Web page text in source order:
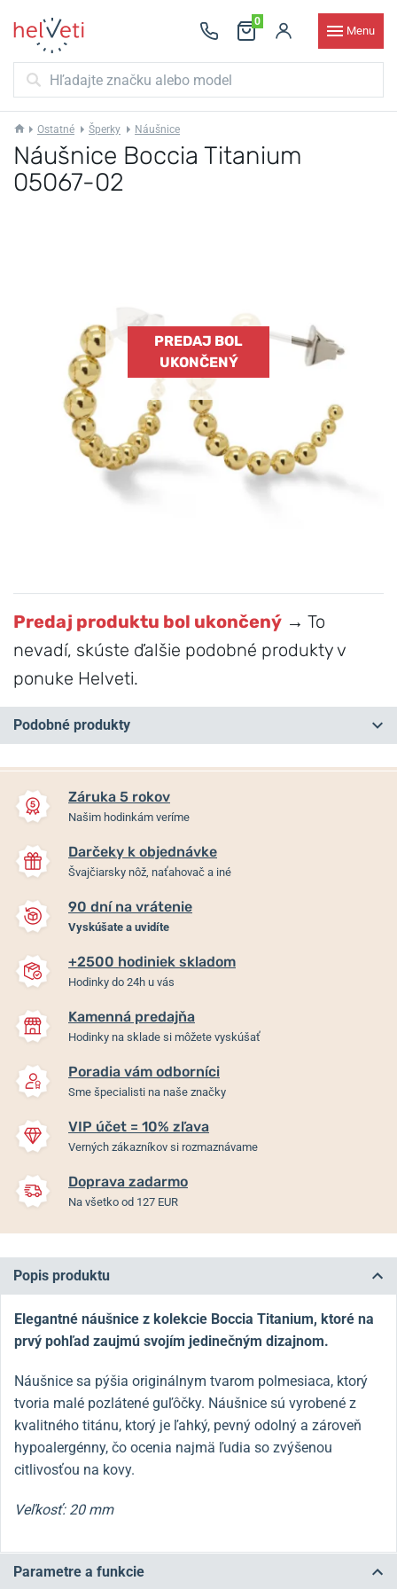
0
Menu
Ostatné Šperky Náušnice
Náušnice Boccia Titanium
05067-02
PREDAJ BOL
UKONČENÝ
Predaj produktu bol ukončený → To
nevadí, skúste ďalšie podobné produkty v
ponuke Helveti.
Podobné produkty
-20%
Náušnice Boccia Titanium
05104-02
Skladom
130 €
Záruka 5 rokov
Našim hodinkám veríme
Darčeky k objednávke
Švajčiarsky nôž, naťahovač a iné
90 dní na vrátenie
Vyskúšate a uvidíte
+2500 hodiniek skladom
Hodinky do 24h u vás
Kamenná predajňa
Hodinky na sklade si môžete vyskúšať
Poradia vám odborníci
Sme špecialisti na naše značky
VIP účet = 10% zľava
Verných zákazníkov si rozmaznávame
Doprava zadarmo
Na všetko od 127 EUR
Popis produktu
Elegantné náušnice z kolekcie Boccia Titanium, ktoré na
prvý pohľad zaujmú svojím jedinečným dizajnom.
Náušnice sa pýšia originálnym tvarom polmesiaca, ktorý
tvoria malé pozlátené guľôčky. Náušnice sú vyrobené z
kvalitného titánu, ktorý je ľahký, pevný odolný a zároveň
hypoalergénny, čo ocenia najmä ľudia so zvýšenou
citlivosťou na kovy.
Veľkosť: 20 mm
Parametre a funkcie